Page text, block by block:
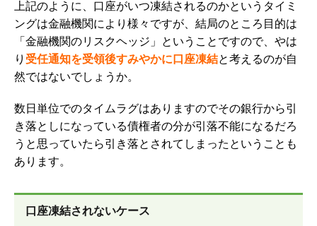
上記のように、口座がいつ凍結されるのかというタイミ
ングは金融機関により様々ですが、結局のところ目的は
「金融機関のリスクヘッジ」ということですので、やは
り 受任通知を受領後すみやかに口座凍結と考えるのが自
然ではないでしょうか。
数日単位でのタイムラグはありますのでその銀行から引
き落としになっている債権者の分が引落不能になるだろ
うと思っていたら引き落とされてしまったということも
あります。
口座凍結されないケース